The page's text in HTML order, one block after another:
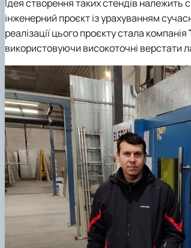
Ідея створення таких стендів належить
інженерний проєкт із урахуванням
реалізації цього проєкту стала компанія
використовуючи високоточні верстати